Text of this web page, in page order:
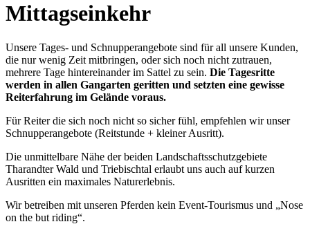
Mittagseinkehr
Unsere Tages- und Schnupperangebote sind für all unsere Kunden,
die nur wenig Zeit mitbringen, oder sich noch nicht zutrauen,
mehrere Tage hintereinander im Sattel zu sein. Die Tagesritte
werden in allen Gangarten geritten und setzten eine gewisse
Reiterfahrung im Gelände voraus.
Für Reiter die sich noch nicht so sicher fühl, empfehlen wir unser
Schnupperangebote (Reitstunde + kleiner Ausritt).
Die unmittelbare Nähe der beiden Landschaftsschutzgebiete
Tharandter Wald und Triebischtal erlaubt uns auch auf kurzen
Ausritten ein maximales Naturerlebnis.
Wir betreiben mit unseren Pferden kein Event-Tourismus und „Nose
on the but riding“.